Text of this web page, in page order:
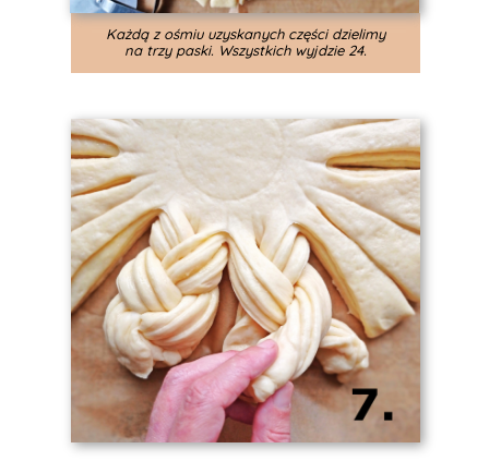
Każdą z ośmiu uzyskanych części dzielimy
na trzy paski. Wszystkich wyjdzie 24.